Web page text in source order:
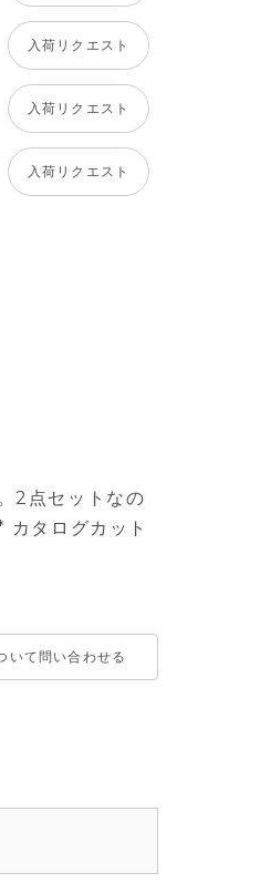
入荷リクエスト
入荷リクエスト
入荷リクエスト
2点セットなの
タログカット
いて問い合わせる